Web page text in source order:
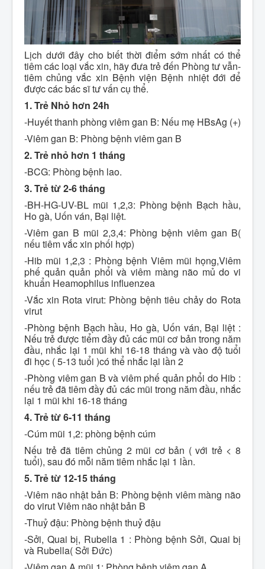
Lịch dưới đây cho biết thời điểm sớm nhất có thể
tiêm các loại vắc xin, hãy đưa trẻ đến Phòng tư vẫn-
tiêm chủng vắc xin Bệnh viện Bệnh nhiệt đới để
được các bác sĩ tư vấn cụ thể.
1. Trẻ Nhỏ hơn 24h
-Huyết thanh phòng viêm gan B: Nếu mẹ HBsAg (+)
-Viêm gan B: Phòng bệnh viêm gan B
2. Trẻ nhỏ hơn 1 tháng
-BCG: Phòng bệnh lao.
3. Trẻ từ 2-6 tháng
-BH-HG-UV-BL mũi 1,2,3: Phòng bệnh Bạch hầu,
Ho gà, Uốn ván, Bại liệt.
-Viêm gan B mũi 2,3,4: Phòng bệnh viêm gan B(
nếu tiêm vắc xin phối hợp)
-Hib mũi 1,2,3 : Phòng bệnh Viêm mũi họng,Viêm
phế quản quản phổi và viêm màng não mủ do vi
khuẩn Heamophilus influenzea
-Vắc xin Rota virut: Phòng bệnh tiêu chảy do Rota
virut
-Phòng bệnh Bạch hầu, Ho gà, Uốn ván, Bại liệt :
Nếu trẻ được tiểm đầy đủ các mũi cơ bản trong năm
đầu, nhắc lại 1 mũi khi 16-18 tháng và vào độ tuổi
đi học ( 5-13 tuổi )có thể nhắc lại lần 2
-Phòng viêm gan B và viêm phế quản phổi do Hib :
nếu trẻ đã tiêm đầy đủ các mũi trong năm đầu, nhắc
lại 1 mũi khi 16-18 tháng
4. Trẻ từ 6-11 tháng
-Cúm mũi 1,2: phòng bệnh cúm
Nếu trẻ đã tiêm chủng 2 mũi cơ bản ( với trẻ < 8
tuổi), sau đó mỗi năm tiêm nhắc lại 1 lần.
5. Trẻ từ 12-15 tháng
-Viêm não nhật bản B: Phòng bệnh viêm màng não
do virut Viêm não nhật bản B
-Thuỷ đậu: Phòng bệnh thuỷ đậu
-Sởi, Quai bị, Rubella 1 : Phòng bệnh Sởi, Quai bị
và Rubella( Sởi Đức)